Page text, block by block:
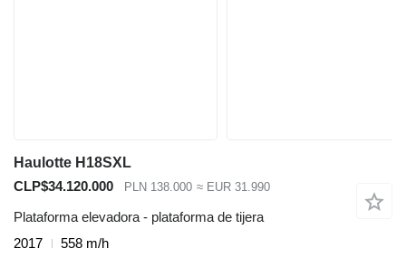
Haulotte H18SXL
CLP$34.120.000
PLN 138.000 ≈ EUR 31.990
Plataforma elevadora - plataforma de tijera
2017
558 m/h